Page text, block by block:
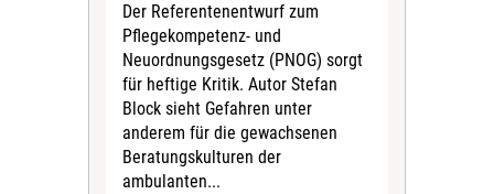
Der Referentenentwurf zum
Pflegekompetenz- und
Neuordnungsgesetz (PNOG) sorgt
für heftige Kritik. Autor Stefan
Block sieht Gefahren unter
anderem für die gewachsenen
Beratungskulturen der
ambulanten...